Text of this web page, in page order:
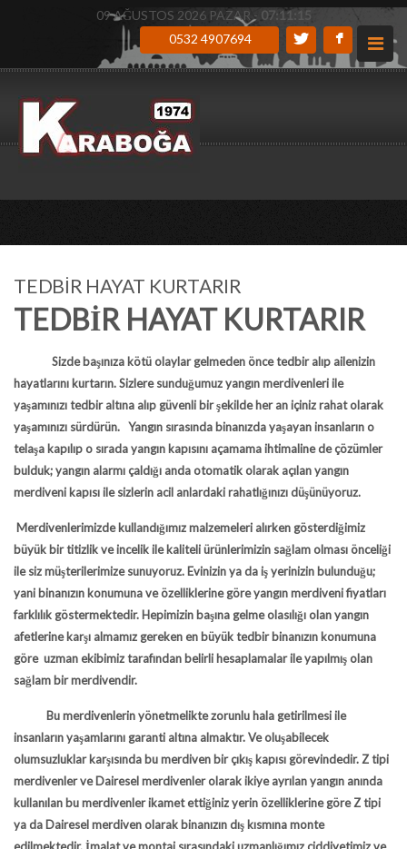
09 AĞUSTOS 2026 PAZAR - 07:11:16
0532 4907694
TEDBİR HAYAT KURTARIR
TEDBİR HAYAT KURTARIR
Sizde başınıza kötü olaylar gelmeden önce tedbir alıp ailenizin
hayatlarını kurtarın. Sizlere sunduğumuzyangın merdivenleriile
yaşamınızı tedbir altına alıp güvenli bir şekilde her an içiniz rahat olarak
yaşamınızı sürdürün. Yangın sırasında binanızda yaşayan insanların o
telaşa kapılıp o sırada yangın kapısını açamama ihtimaline de çözümler
bulduk; yangın alarmı çaldığı anda otomatik olarak açılanyangın
merdiveni kapısı ile sizlerin acil anlardaki rahatlığınızı düşünüyoruz.
Merdivenlerimizde kullandığımız malzemeleri alırken gösterdiğimiz
büyük bir titizlik ve incelik ile kaliteli ürünlerimizin sağlam olması önceliği
ile siz müşterilerimize sunuyoruz. Evinizin ya da iş yerinizin bulunduğu;
yani binanızın konumuna ve özelliklerine göreyangın merdiveni fiyatları
farklılık göstermektedir. Hepimizin başına gelme olasılığı olan yangın
afetlerine karşı almamız gereken en büyük tedbir binanızın konumuna
göre uzman ekibimiz tarafından belirli hesaplamalar ile yapılmış olan
sağlam bir merdivendir.
Bu merdivenlerin yönetmelikte zorunlu hala getirilmesi ile
insanların yaşamlarını garanti altına almaktır. Ve oluşabilecek
olumsuzluklar karşısında bu merdiven bir çıkış kapısı görevindedir. Z tipi
merdivenler ve Dairesel merdivenler olarak ikiye ayrılan yangın anında
kullanılan bu merdivenler ikamet ettiğiniz yerin özelliklerine göre Z tipi
ya da Dairesel merdiven olarak binanızın dış kısmına monte